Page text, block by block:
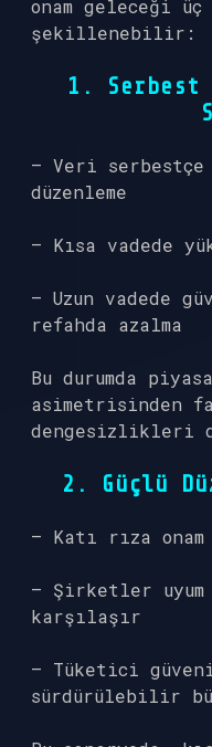
onam geleceği
şekillenebilir:
1. Serbest
– Veri serbestçe
düzenleme
– Kısa vadede
– Uzun vadede
refahda azalma
Bu durumda
asimetrisinden
dengesizlikleri
2. Güçlü
– Katı rıza
– Şirketler
karşılaşır
– Tüketici
sürdürülebilir